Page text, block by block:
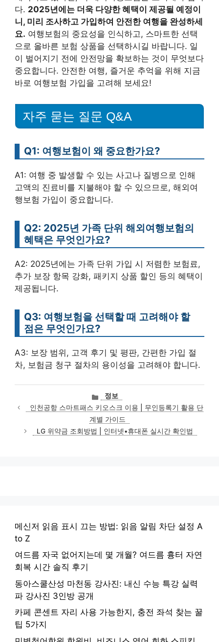
다. 2025년에는 더욱 다양한 혜택이 제공될 예정이
니, 미리 조사하고 가입하여 안전한 여행을 완성하세
요. 여행보험의 중요성을 인식하고, 스마트한 선택
으로 올바른 보험 상품을 선택하시길 바랍니다. 일
이 벌어지기 전에 안전망을 확보하는 것이 무엇보다
중요합니다. 안전한 여행, 즐거운 추억을 위해 지금
바로 여행보험 가입을 고려해 보세요!
자주 묻는 질문 Q&A
Q1: 여행보험이 왜 중요한가요?
A1: 여행 중 발생할 수 있는 사고나 질병으로 인해
고액의 진료비를 지불해야 할 수 있으므로, 해외여
행보험 가입이 중요합니다.
Q2: 2025년 가족 단위 해외여행보험의
혜택은 무엇인가요?
A2: 2025년에는 가족 단위 가입 시 저렴한 보험료,
추가 보장 항목 강화, 패키지 상품 할인 등의 혜택이
제공됩니다.
Q3: 여행보험을 선택할 때 고려해야 할
점은 무엇인가요?
A3: 보장 범위, 고객 후기 및 평판, 간편한 가입 절
차, 보험금 청구 절차의 용이성을 고려해야 합니다.
카
테
고
리
정보
인천공항 스마트패스 키오스크 이용 | 무인등록기 활용 단
계별 가이드
LG 위약금 조회방법 | 인터넷•휴대폰 실시간 확인법
메신저 읽음 표시 끄는 방법: 읽음 알림 차단 설정 A
to Z
여드름 자국 없어지는데 몇 개월? 여드름 흉터 자연
회복 시간 솔직 후기
동아스쿨산성 마천동 강사진: 내신 수능 특강 실력
파 강사진 3인방 공개
카페 콘센트 자리 사용 가능한지, 충전 좌석 찾는 꿀
팁 5가지